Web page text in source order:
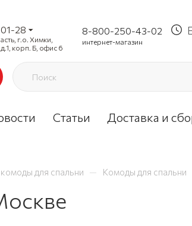
28
г.о. Химки,
корп. Б, офис 6
8-800-250-43-02
интернет-магазин
Статьи Доставка и
для спальни — Комоды для спальни